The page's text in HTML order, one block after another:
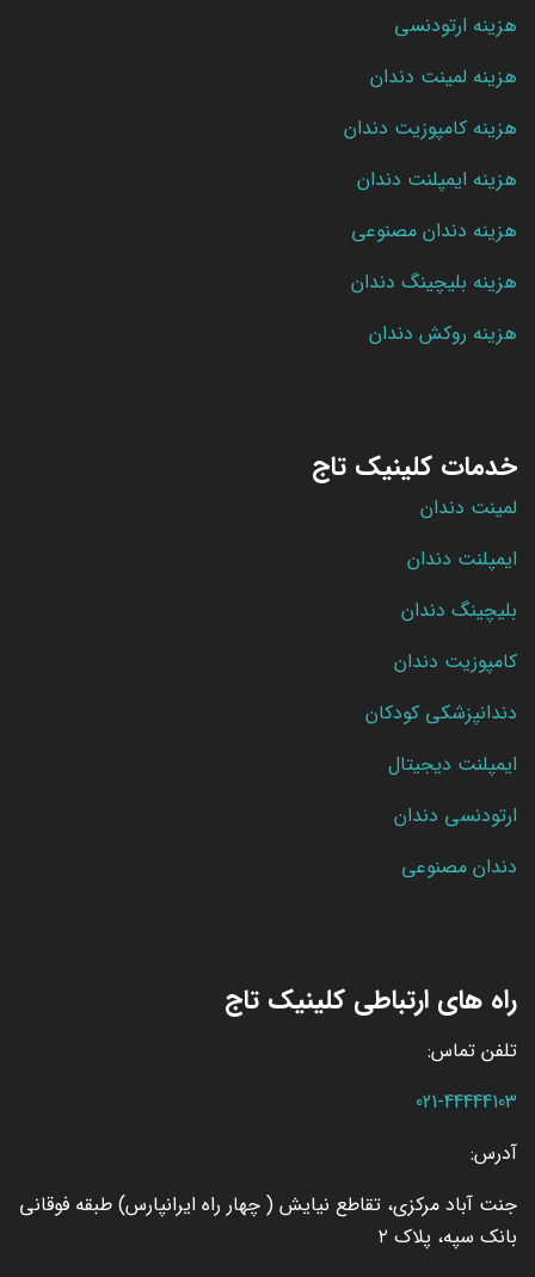
هزینه ارتودنسی
هزینه لمینت دندان
هزینه کامپوزیت دندان
هزینه ایمپلنت دندان
هزینه دندان مصنوعی
هزینه بلیچینگ دندان
هزینه روکش دندان
خدمات کلینیک تاج
لمینت دندان
ایمپلنت دندان
بلیچینگ دندان
کامپوزیت دندان
دندانپزشکی کودکان
ایمپلنت دیجیتال
ارتودنسی دندان
دندان مصنوعی
راه های ارتباطی کلینیک تاج
تلفن تماس:
021-44444103
آدرس:
جنت آباد مرکزی، تقاطع نیایش ( چهار راه ایرانپارس) طبقه فوقانی
بانک سپه، پلاک ۲